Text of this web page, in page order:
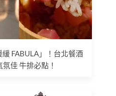
FABULA」！台北餐酒
佳 牛排必點！